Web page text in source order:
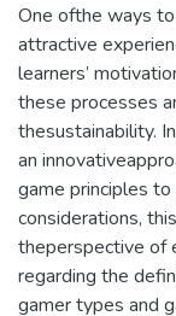
One ofthe ways
attractive
learners’
these processes
thesustainability.
an
game principles
considerations,
theperspective of
regarding the
gamer types and